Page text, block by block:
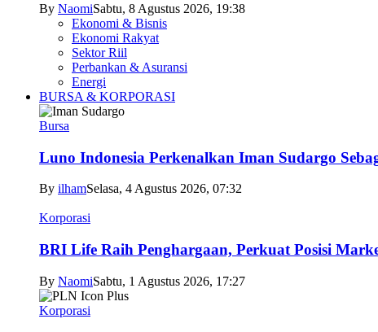
By NaomiSabtu, 8 Agustus 2026, 19:38
Ekonomi & Bisnis
Ekonomi Rakyat
Sektor Riil
Perbankan & Asuransi
Energi
BURSA & KORPORASI
Bursa
Luno Indonesia Perkenalkan Iman Sudargo
By ilhamSelasa, 4 Agustus 2026, 07:32
Korporasi
BRI Life Raih Penghargaan, Perkuat Posisi
By NaomiSabtu, 1 Agustus 2026, 17:27
Korporasi